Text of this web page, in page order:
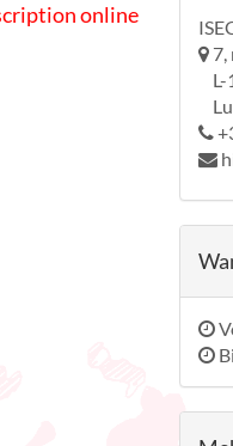
online
7,
L-